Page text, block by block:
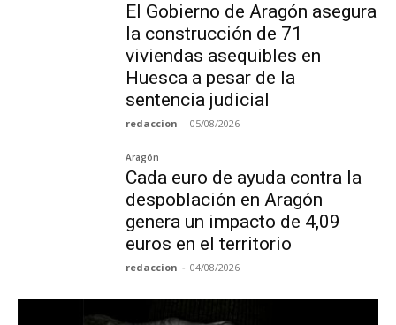
El Gobierno de Aragón asegura
la construcción de 71
viviendas asequibles en
Huesca a pesar de la
sentencia judicial
redaccion - 05/08/2026
Aragón
Cada euro de ayuda contra la
despoblación en Aragón
genera un impacto de 4,09
euros en el territorio
redaccion - 04/08/2026